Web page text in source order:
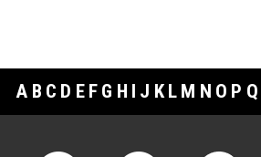
A B C D E F G H I J K L M N O P Q